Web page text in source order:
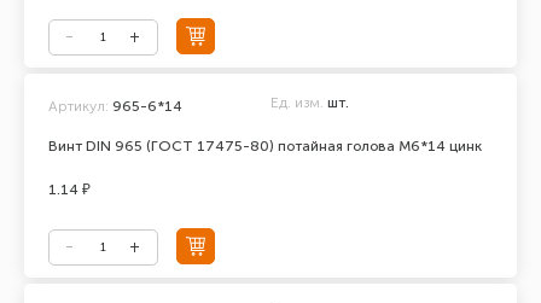
Винт DIN 965 (ГОСТ 17475-80) потайная голова М6*14 цинк
Артикул: 965-6*14 Ед. изм. шт.
1.14 ₽